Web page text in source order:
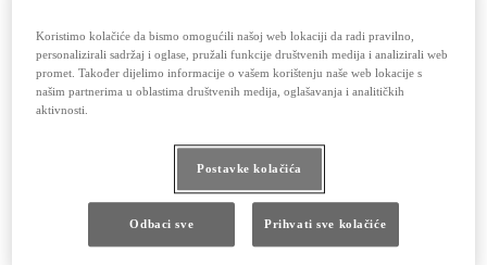
Koristimo kolačiće da bismo omogućili našoj web lokaciji da radi pravilno,
personalizirali sadržaj i oglase, pružali funkcije društvenih medija i analizirali web
promet. Također dijelimo informacije o vašem korištenju naše web lokacije s
našim partnerima u oblastima društvenih medija, oglašavanja i analitičkih
aktivnosti.
Postavke kolačića
Odbaci sve Prihvati sve kolačiće